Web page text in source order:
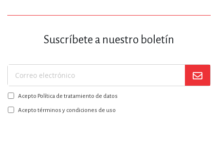
Suscríbete a nuestro boletín
Suscríbase
a
nuestro
boletín:
Acepto Política de tratamiento de datos
Acepto términos y condiciones de uso